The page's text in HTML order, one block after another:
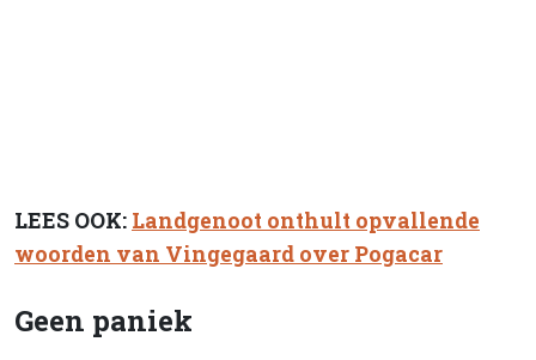
LEES OOK: Landgenoot onthult opvallende
woorden van Vingegaard over Pogacar
Geen paniek